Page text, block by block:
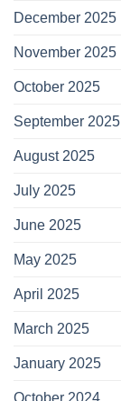
December 2025
November 2025
October 2025
September 2025
August 2025
July 2025
June 2025
May 2025
April 2025
March 2025
January 2025